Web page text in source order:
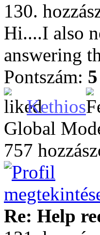
130.
Hi....I also
answering
Pontszám: 5
Kethios
Global
757
Re: Help